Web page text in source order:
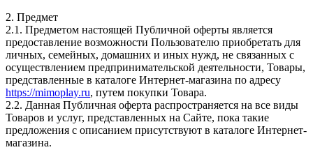
2. Предмет
2.1. Предметом настоящей Публичной оферты является
предоставление возможности Пользователю приобретать для
личных, семейных, домашних и иных нужд, не связанных с
осуществлением предпринимательской деятельности, Товары,
представленные в каталоге Интернет-магазина по адресу
https://mimoplay.ru, путем покупки Товара.
2.2. Данная Публичная оферта распространяется на все виды
Товаров и услуг, представленных на Сайте, пока такие
предложения с описанием присутствуют в каталоге Интернет-
магазина.